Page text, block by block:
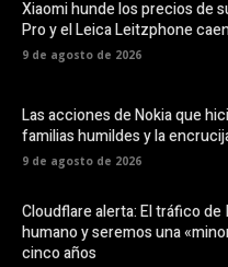
Xiaomi hunde los precios de
Pro y el Leica Leitzphone
9 de agosto de 2026
Las acciones de Nokia que
familias humildes y la
9 de agosto de 2026
Cloudflare alerta: El tráfico de
humano y seremos una
cinco años